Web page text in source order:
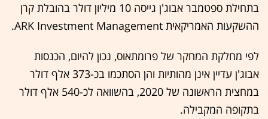
בתחילת ספטמבר אבוג'ן גייסה 10 מיליון דולר בהובלת קרן
ההשקעות האמריקאית ARK Investment Management.
לפי מחלקת המחקר של פרומתאוס, נכון להיום, הכנסות
אבוג'ן עדיין אינן מהותיות והן הסתכמו בכ-373 אלף דולר
במחצית הראשונה של 2020, בהשוואה לכ-540 אלף דולר
בתקופה המקבילה.